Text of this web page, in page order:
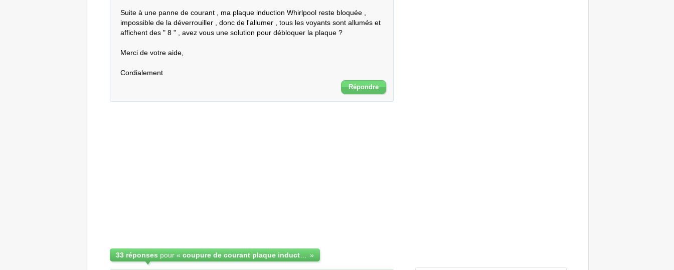
Suite à une panne de courant , ma plaque induction Whirlpool reste bloquée ,
impossible de la déverrouiller , donc de l'allumer , tous les voyants sont allumés et
affichent des " 8 " , avez vous une solution pour débloquer la plaque ?
Merci de votre aide,
Cordialement
Répondre
33 réponses pour « coupure de courant plaque induction Whirlpool bloquée »